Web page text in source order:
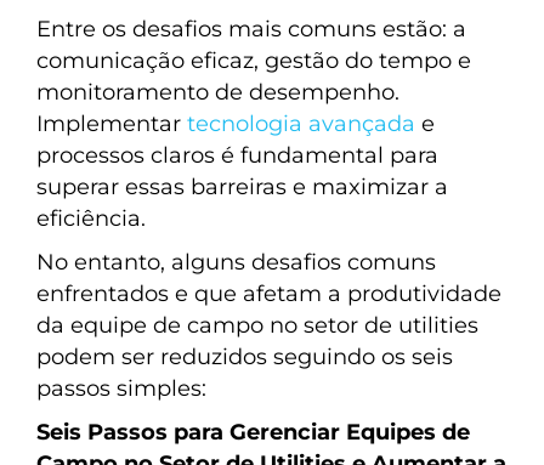
Entre os desafios mais comuns estão: a
comunicação eficaz, gestão do tempo e
monitoramento de desempenho.
Implementar tecnologia avançada e
processos claros é fundamental para
superar essas barreiras e maximizar a
eficiência.
No entanto, alguns desafios comuns
enfrentados e que afetam a produtividade
da equipe de campo no setor de utilities
podem ser reduzidos seguindo os seis
passos simples:
Seis Passos para Gerenciar Equipes de